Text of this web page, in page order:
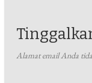
Alamat email Anda